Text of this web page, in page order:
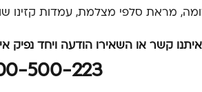
מראת סלפי מצלמת, עמדות קזינו
קשר או השאירו הודעה ויחד נפיק
500-223